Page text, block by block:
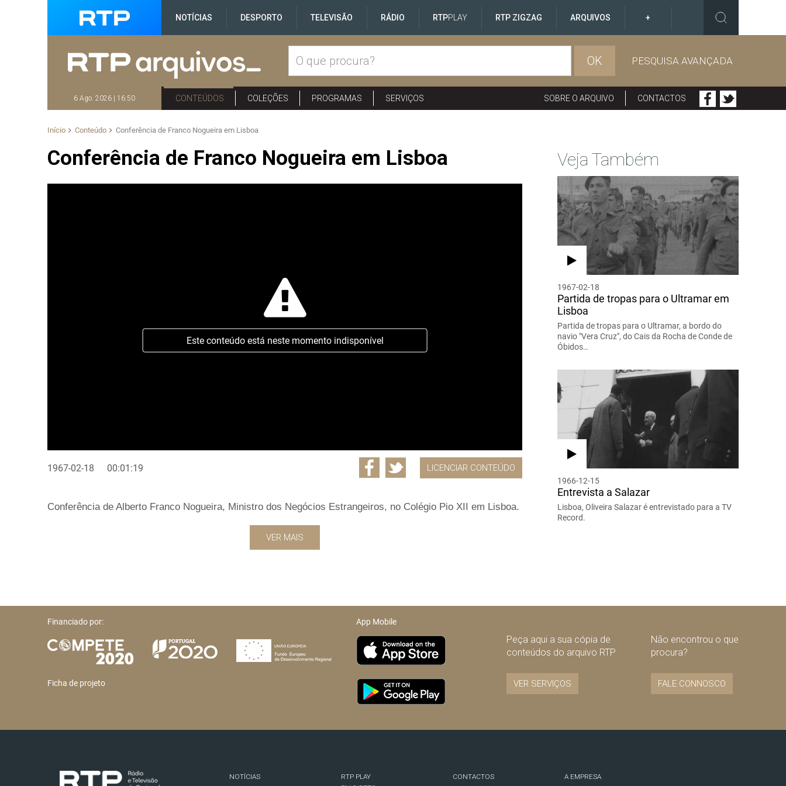
NOTÍCIAS DESPORTO TELEVISÃO RÁDIO RTPPLAY RTP ZIGZAG ARQUIVOS +
OK PESQUISA AVANÇADA
6 Ago. 2026 | 16:50 CONTEÚDOS COLEÇÕES PROGRAMAS SERVIÇOS SOBRE O ARQUIVO CONTACTOS
Início Conteúdo Conferência de Franco Nogueira em Lisboa
Conferência de Franco Nogueira em Lisboa
Este conteúdo está neste momento indisponível
1967-02-18 00:01:19 LICENCIAR CONTEÚDO
Conferência de Alberto Franco Nogueira, Ministro dos Negócios Estrangeiros, no Colégio Pio XII em Lisboa.
VER MAIS
Veja Também
1967-02-18
Partida de tropas para o Ultramar em
Lisboa
Partida de tropas para o Ultramar, a bordo do
navio "Vera Cruz", do Cais da Rocha de Conde de
Óbidos…
1966-12-15
Entrevista a Salazar
Lisboa, Oliveira Salazar é entrevistado para a TV
Record.
Financiado por:
Ficha de projeto
App Mobile
Peça aqui a sua cópia de
conteúdos do arquivo RTP
VER SERVIÇOS
Não encontrou o que
procura?
FALE CONNOSCO
NOTÍCIAS
RTP PLAY
CONTACTOS
A EMPRESA